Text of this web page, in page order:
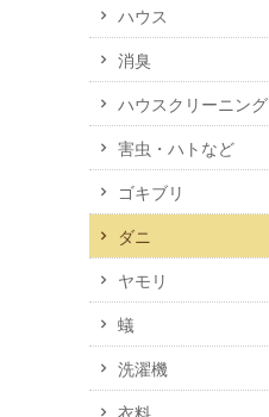
ハウス
消臭
ハウスクリーニング
害虫・ハトなど
ゴキブリ
ダニ
ヤモリ
蟻
洗濯機